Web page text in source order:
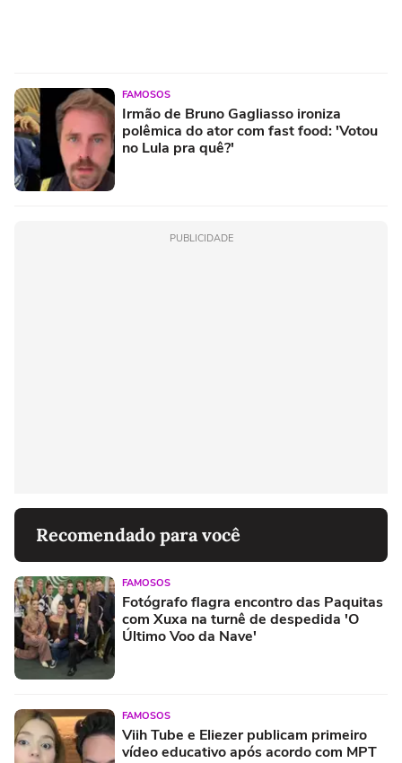
FAMOSOS
Irmão de Bruno Gagliasso ironiza
polêmica do ator com fast food: 'Votou
no Lula pra quê?'
PUBLICIDADE
Recomendado para você
FAMOSOS
Fotógrafo flagra encontro das Paquitas
com Xuxa na turnê de despedida 'O
Último Voo da Nave'
FAMOSOS
Viih Tube e Eliezer publicam primeiro
vídeo educativo após acordo com MPT